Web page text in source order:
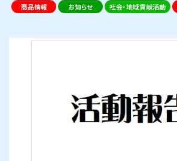
商品情報 お知らせ 社会・地域貢献活動